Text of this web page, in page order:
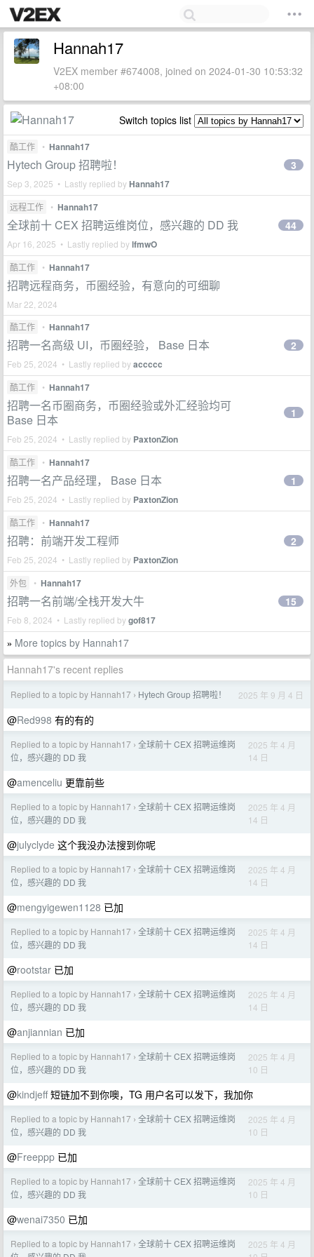
Hannah17
V2EX member #674008, joined on 2024-01-30 10:53:32
+08:00
Switch topics list
酷工作 • Hannah17
Hytech Group 招聘啦！
Sep 3, 2025 • Lastly replied byHannah17
3
远程工作 • Hannah17
全球前十 CEX 招聘运维岗位，感兴趣的 DD 我
Apr 16, 2025 • Lastly replied bylfmwO
44
酷工作 • Hannah17
招聘远程商务，币圈经验，有意向的可细聊
Mar 22, 2024
酷工作
• Hannah17
招聘一名高级 UI，币圈经验， Base 日本
Feb 25, 2024 • Lastly replied byaccccc
2
酷工作 • Hannah17
招聘一名币圈商务，币圈经验或外汇经验均可
Base 日本
Feb 25, 2024 • Lastly replied by PaxtonZion
1
酷工作 • Hannah17
招聘一名产品经理， Base 日本
Feb 25, 2024 • Lastly replied by PaxtonZion
1
酷工作 • Hannah17
招聘：前端开发工程师
Feb 25, 2024 • Lastly replied by PaxtonZion
2
外包 • Hannah17
招聘一名前端/全栈开发大牛
Feb 8, 2024 • Lastly replied bygof817
15
» More topics by Hannah17
Hannah17's recent replies
Replied to a topic by Hannah17 › Hytech Group 招聘啦！ 2025 年 9 月 4 日
@Red998 有的有的
Replied to a topic by Hannah17 › 全球前十 CEX 招聘运维岗
位，感兴趣的 DD 我
2025 年 4 月
14 日
@amenceliu 更靠前些
Replied to a topic by Hannah17 › 全球前十 CEX 招聘运维岗
位，感兴趣的 DD 我
2025 年 4 月
14 日
@julyclyde 这个我没办法搜到你呢
Replied to a topic by Hannah17 › 全球前十 CEX 招聘运维岗
位，感兴趣的 DD 我
2025 年 4 月
14 日
@mengyigewen1128 已加
Replied to a topic by Hannah17 › 全球前十 CEX 招聘运维岗
位，感兴趣的 DD 我
2025 年 4 月
14 日
@rootstar 已加
Replied to a topic by Hannah17 › 全球前十 CEX 招聘运维岗
位，感兴趣的 DD 我
2025 年 4 月
14 日
@anjiannian 已加
Replied to a topic by Hannah17 › 全球前十 CEX 招聘运维岗
位，感兴趣的 DD 我
2025 年 4 月
10 日
@kindjeff短链加不到你噢，TG 用户名可以发下，我加你
Replied to a topic by Hannah17 › 全球前十 CEX 招聘运维岗
位，感兴趣的 DD 我
2025 年 4 月
10 日
@Freeppp 已加
Replied to a topic by Hannah17 › 全球前十 CEX 招聘运维岗
位，感兴趣的 DD 我
2025 年 4 月
10 日
@wenai7350 已加
Replied to a topic by Hannah17 › 全球前十 CEX 招聘运维岗
2025 年 4 月